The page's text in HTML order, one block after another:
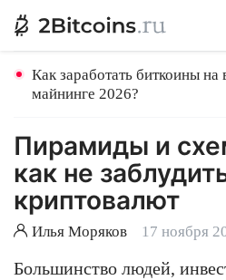
Как заработать биткоины на
майнинге 2026?
Пирамиды и
как не
криптовалют
Илья Моряков 17 ноября
Большинство людей,